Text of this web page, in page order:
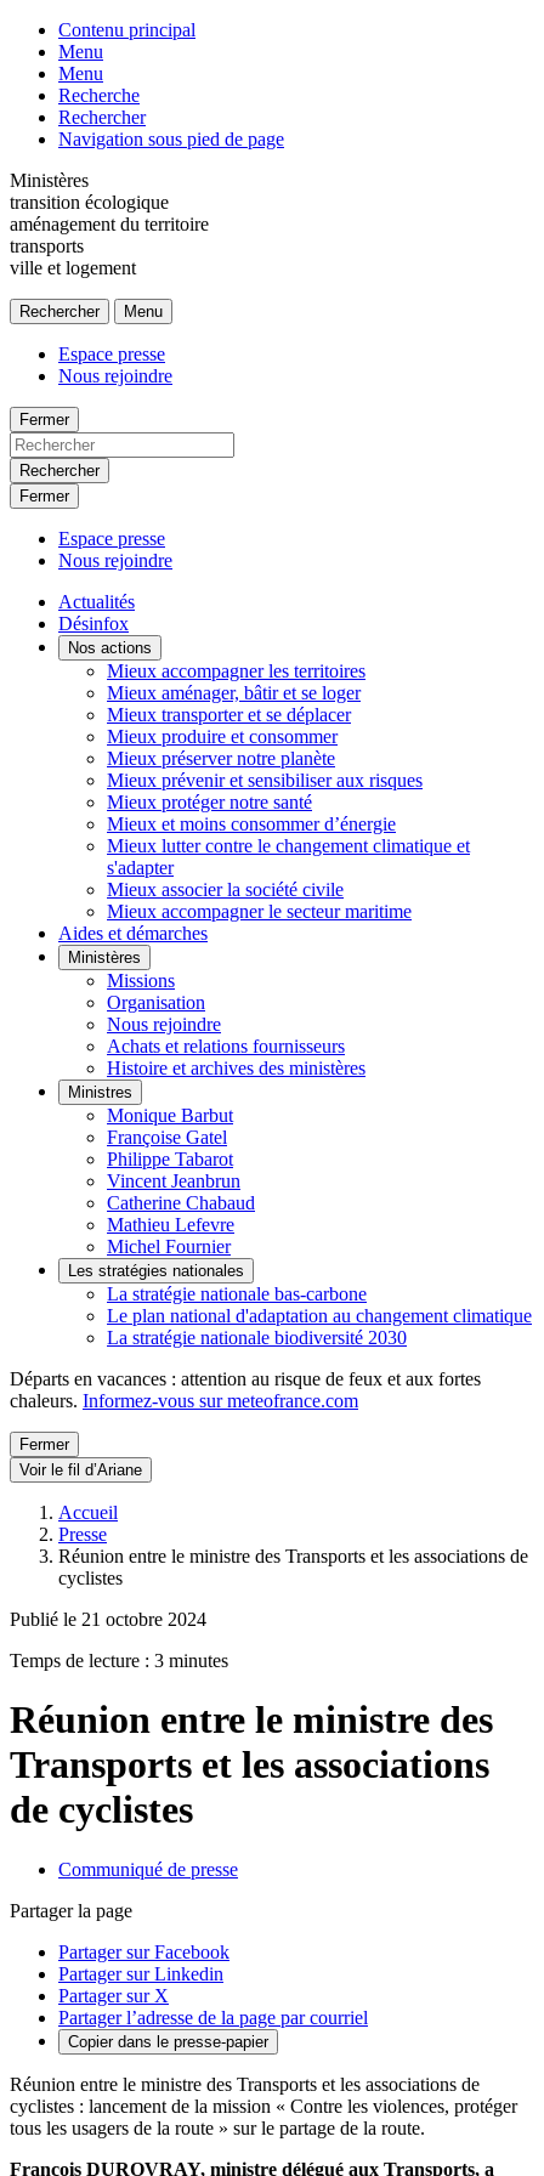
Contenu principal
Menu
Menu
Recherche
Rechercher
Navigation sous pied de page
Ministères
transition écologique
aménagement du territoire
transports
ville et logement
Rechercher Menu
Espace presse
Nous rejoindre
Fermer
Rechercher
Fermer
Espace presse
Nous rejoindre
Actualités
Désinfox
Nos actions
Mieux accompagner les territoires
Mieux aménager, bâtir et se loger
Mieux transporter et se déplacer
Mieux produire et consommer
Mieux préserver notre planète
Mieux prévenir et sensibiliser aux risques
Mieux protéger notre santé
Mieux et moins consommer d’énergie
Mieux lutter contre le changement climatique et
s'adapter
Mieux associer la société civile
Mieux accompagner le secteur maritime
Aides et démarches
Ministères
Missions
Organisation
Nous rejoindre
Achats et relations fournisseurs
Histoire et archives des ministères
Ministres
Monique Barbut
Françoise Gatel
Philippe Tabarot
Vincent Jeanbrun
Catherine Chabaud
Mathieu Lefevre
Michel Fournier
Les stratégies nationales
La stratégie nationale bas-carbone
Le plan national d'adaptation au changement climatique
La stratégie nationale biodiversité 2030
Départs en vacances : attention au risque de feux et aux fortes
chaleurs. Informez-vous sur meteofrance.com
Fermer
Voir le fil d’Ariane
Accueil
Presse
Réunion entre le ministre des Transports et les associations de
cyclistes
Publié le 21 octobre 2024
Temps de lecture : 3 minutes
Réunion entre le ministre des
Transports et les associations
de cyclistes
Communiqué de presse
Partager la page
Partager sur Facebook
Partager sur Linkedin
Partager sur X
Partager l’adresse de la page par courriel
Copier dans le presse-papier
Réunion entre le ministre des Transports et les associations de
cyclistes : lancement de la mission « Contre les violences, protéger
tous les usagers de la route » sur le partage de la route.
François DUROVRAY, ministre délégué aux Transports, a